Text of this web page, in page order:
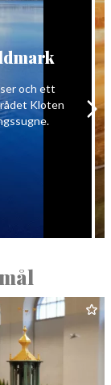
och ett
Kloten
I BERGSLAGENS